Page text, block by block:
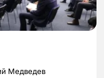
Медведев